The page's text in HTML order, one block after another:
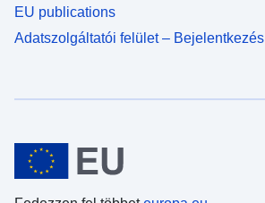
EU publications
Adatszolgáltatói felület – Bejelentkezés